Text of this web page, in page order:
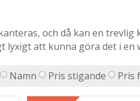
och då kan en
lyxigt att kunna göra det i en
Namn Pris stigande Pris